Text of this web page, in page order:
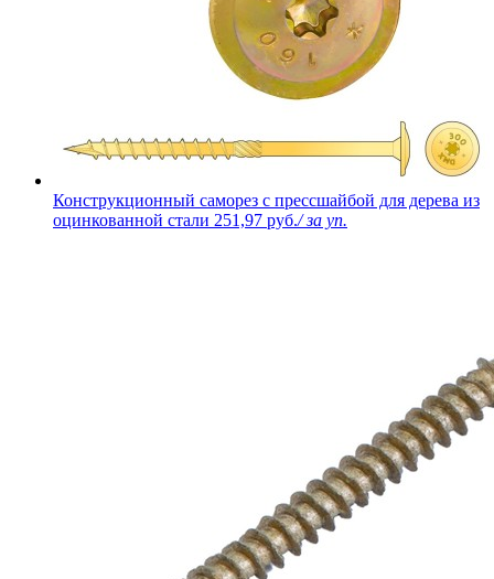
Конструкционный саморез с прессшайбой для дерева из
оцинкованной стали 251,97 руб./ за уп.